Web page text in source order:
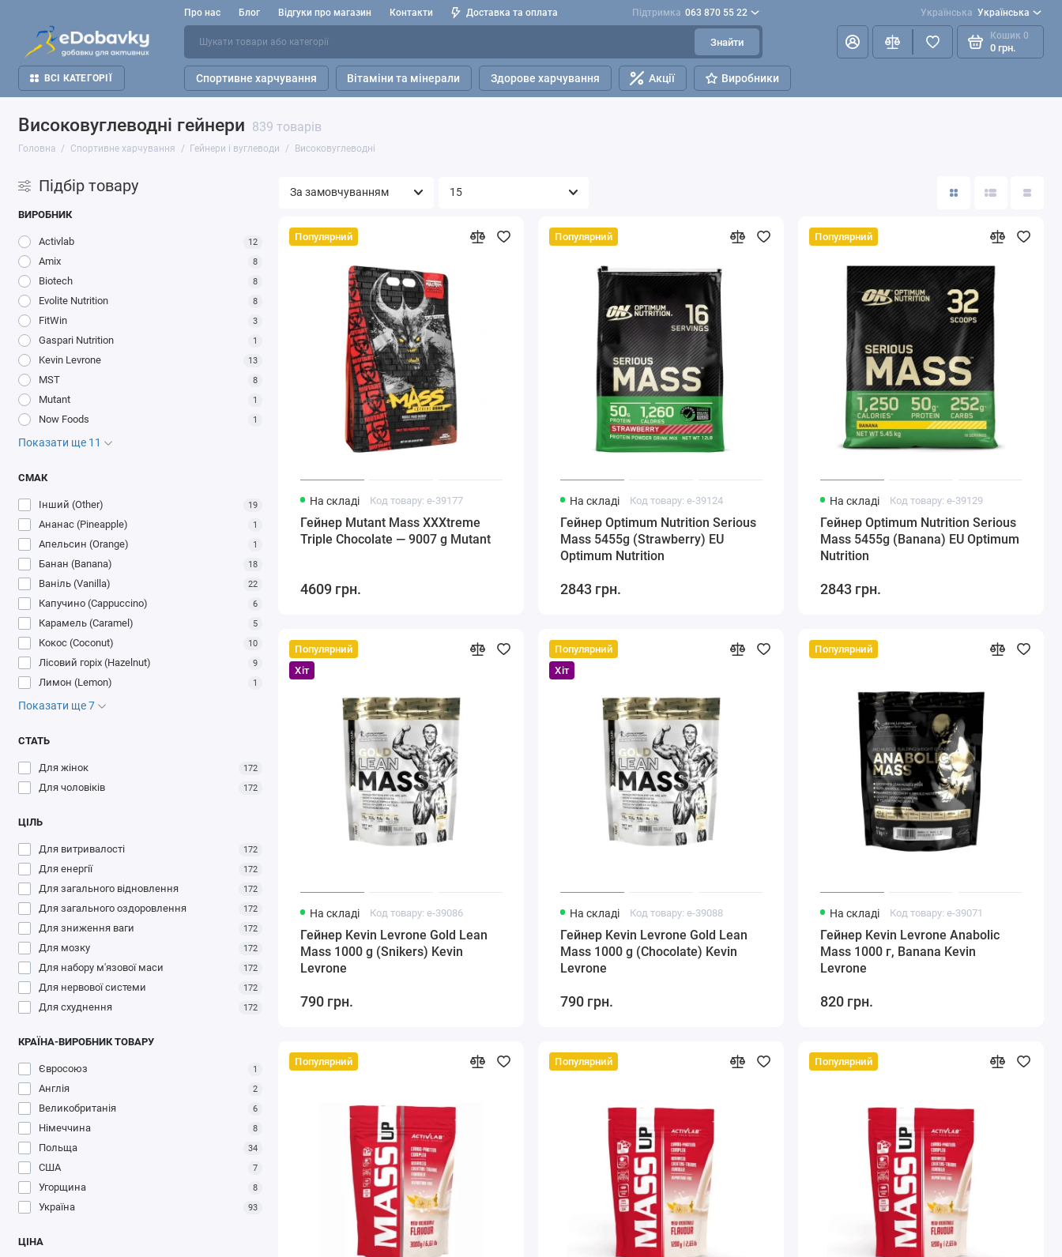
Про нас Блог Відгуки про магазин Контакти Доставка та оплата Підтримка 063 870 55 22 Українська Українська
Знайти
Кошик 0
0 грн.
ВСІ КАТЕГОРІЇ Спортивне харчування Вітаміни та мінерали Здорове харчування Акції Виробники
Високовуглеводні гейнери 839 товарів
Головна Спортивне харчування Гейнери і вуглеводи Високовуглеводні
Підбір товару
ВИРОБНИК
Activlab 12
Amix 8
Biotech 8
Evolite Nutrition 8
FitWin 3
Gaspari Nutrition 1
Kevin Levrone 13
MST 8
Mutant 1
Now Foods 1
Показати ще 11
СМАК
Інший (Other) 19
Ананас (Pineapple) 1
Апельсин (Orange) 1
Банан (Banana) 18
Ваніль (Vanilla) 22
Капучино (Cappuccino) 6
Карамель (Caramel) 5
Кокос (Coconut) 10
Лісовий горіх (Hazelnut) 9
Лимон (Lemon) 1
Показати ще 7
СТАТЬ
Для жінок 172
Для чоловіків 172
ЦІЛЬ
Для витривалості 172
Для енергії 172
Для загального відновлення 172
Для загального оздоровлення 172
Для зниження ваги 172
Для мозку 172
Для набору м'язової маси 172
Для нервової системи 172
Для схуднення 172
КРАЇНА-ВИРОБНИК ТОВАРУ
Євросоюз 1
Англія 2
Великобританія 6
Німеччина 8
Польща 34
США 7
Угорщина 8
Україна 93
ЦІНА
Популярний
На складі Код товару: e-39177
Гейнер Mutant Mass XXXtreme
Triple Chocolate — 9007 g Mutant
4609 грн.
Популярний
На складі Код товару: e-39124
Гейнер Optimum Nutrition Serious
Mass 5455g (Strawberry) EU
Optimum Nutrition
2843 грн.
Популярний
На складі Код товару: e-39129
Гейнер Optimum Nutrition Serious
Mass 5455g (Banana) EU Optimum
Nutrition
2843 грн.
Популярний
Хіт
На складі Код товару: e-39086
Гейнер Kevin Levrone Gold Lean
Mass 1000 g (Snikers) Kevin
Levrone
790 грн.
Популярний
Хіт
На складі Код товару: e-39088
Гейнер Kevin Levrone Gold Lean
Mass 1000 g (Chocolate) Kevin
Levrone
790 грн.
Популярний
На складі Код товару: e-39071
Гейнер Kevin Levrone Anabolic
Mass 1000 г, Banana Kevin
Levrone
820 грн.
Популярний Популярний Популярний